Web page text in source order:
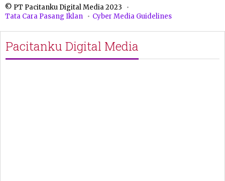
© PT Pacitanku Digital Media 2023
Tata Cara Pasang Iklan
Cyber Media Guidelines
Pacitanku Digital Media